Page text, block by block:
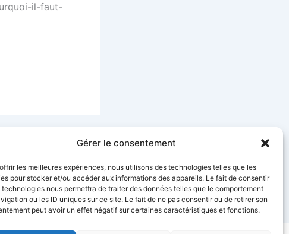
Gérer le consentement
les meilleures expériences, nous utilisons des technologies telles que les
pour stocker et/ou accéder aux informations des appareils. Le fait de consentir
technologies nous permettra de traiter des données telles que le comportement
ou les ID uniques sur ce site. Le fait de ne pas consentir ou de retirer son
peut avoir un effet négatif sur certaines caractéristiques et fonctions.
il-faut-
SUIVANT
Ciel Telecom